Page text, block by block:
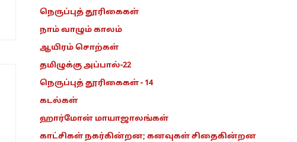
நெருப்புத் தூரிகைகள்
நாம் வாழும் காலம்
ஆயிரம் சொற்கள்
தமிழுக்கு அப்பால்-22
நெருப்புத் தூரிகைகள் - 14
கடல்கள்
ஹார்மோன் மாயாஜாலங்கள்
காட்சிகள் நகர்கின்றன; கனவுகள் சிதைகின்றன